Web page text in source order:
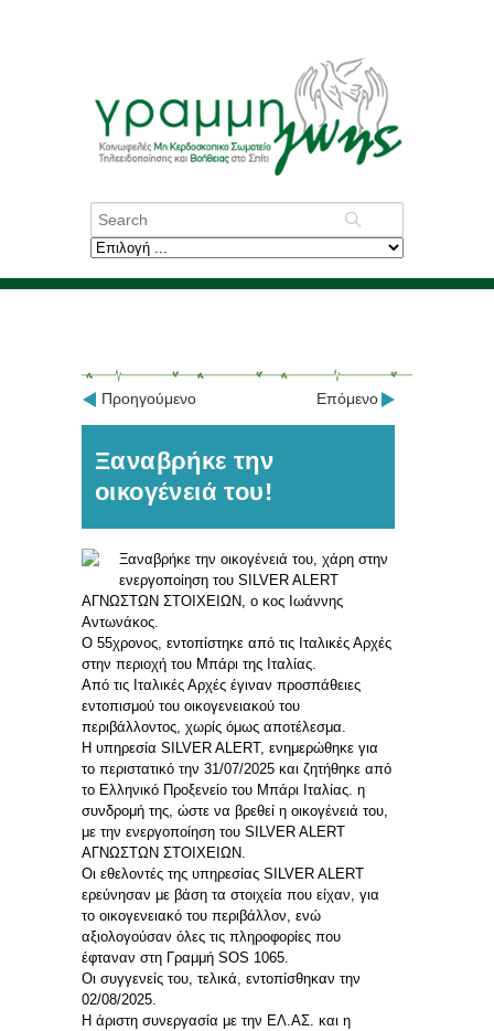
Προηγούμενο Επόμενο
Ξαναβρήκε την
οικογένειά του!
Ξαναβρήκε την οικογένειά του, χάρη στην
ενεργοποίηση του SILVER ALERT
ΑΓΝΩΣΤΩΝ ΣΤΟΙΧΕΙΩΝ, ο κος Ιωάννης
Αντωνάκος.
Ο 55χρονος, εντοπίστηκε από τις Ιταλικές Αρχές
στην περιοχή του Μπάρι της Ιταλίας.
Από τις Ιταλικές Αρχές έγιναν προσπάθειες
εντοπισμού του οικογενειακού του
περιβάλλοντος, χωρίς όμως αποτέλεσμα.
Η υπηρεσία SILVER ALERT, ενημερώθηκε για
το περιστατικό την 31/07/2025 και ζητήθηκε από
το Ελληνικό Προξενείο του Μπάρι Ιταλίας. η
συνδρομή της, ώστε να βρεθεί η οικογένειά του,
με την ενεργοποίηση του SILVER ALERT
ΑΓΝΩΣΤΩΝ ΣΤΟΙΧΕΙΩΝ.
Οι εθελοντές της υπηρεσίας SILVER ALERT
ερεύνησαν με βάση τα στοιχεία που είχαν, για
το οικογενειακό του περιβάλλον, ενώ
αξιολογούσαν όλες τις πληροφορίες που
έφταναν στη Γραμμή SOS 1065.
Οι συγγενείς του, τελικά, εντοπίσθηκαν την
02/08/2025.
Η άριστη συνεργασία με την ΕΛ.ΑΣ. και η